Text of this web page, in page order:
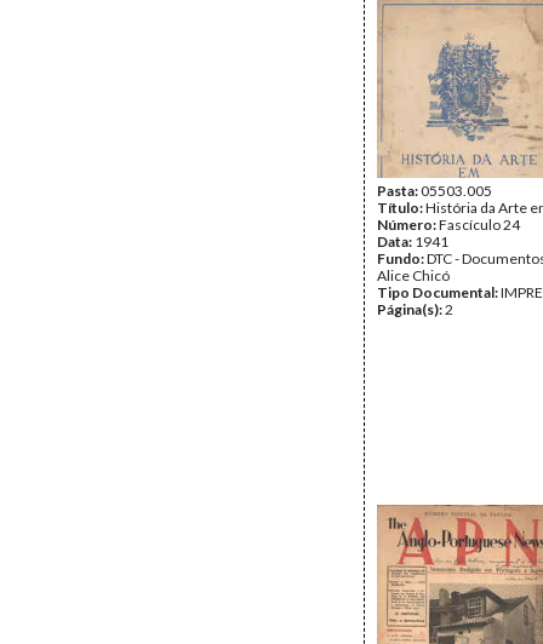
Pasta:05503.005
Título:História da Arte
Número:Fascículo 24
Data: 1941
Fundo:DTC -
Alice Chicó
Tipo Documental:
Página(s):2